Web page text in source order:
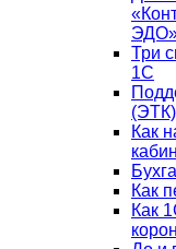
Три
1С
Как
Как
Как